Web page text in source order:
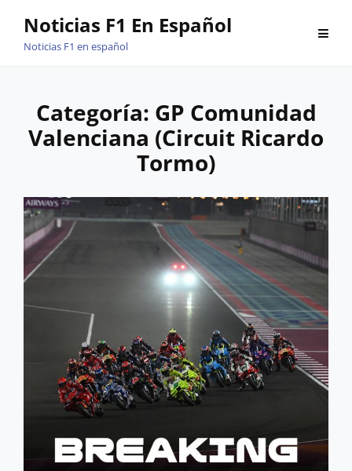
Noticias F1 En Español
Noticias F1 en español
Categoría: GP Comunidad
Valenciana (Circuit Ricardo
Tormo)